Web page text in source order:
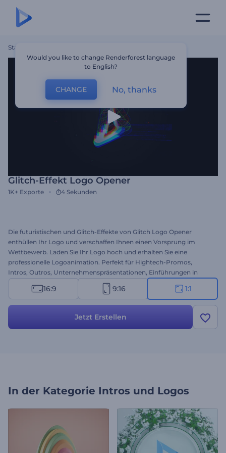
Startseite
Glitch-Effekt Logo Opener
1K+ Exporte 4 Sekunden
Die futuristischen und Glitch-Effekte von Glitch Logo Opener
enthüllen Ihr Logo und verschaffen Ihnen einen Vorsprung im
Wettbewerb. Laden Sie Ihr Logo hoch und erhalten Sie eine
professionelle Logoanimation. Perfekt für Hightech-Promos,
Intros, Outros, Unternehmenspräsentationen, Einführungen in
Tech-Kanäle und mehr. Probieren Sie diese Vorlage jetzt aus!
16:9 9:16 1:1
Jetzt Erstellen
In der Kategorie Intros und Logos
Would you like to change Renderforest language
to English?
CHANGE No, thanks